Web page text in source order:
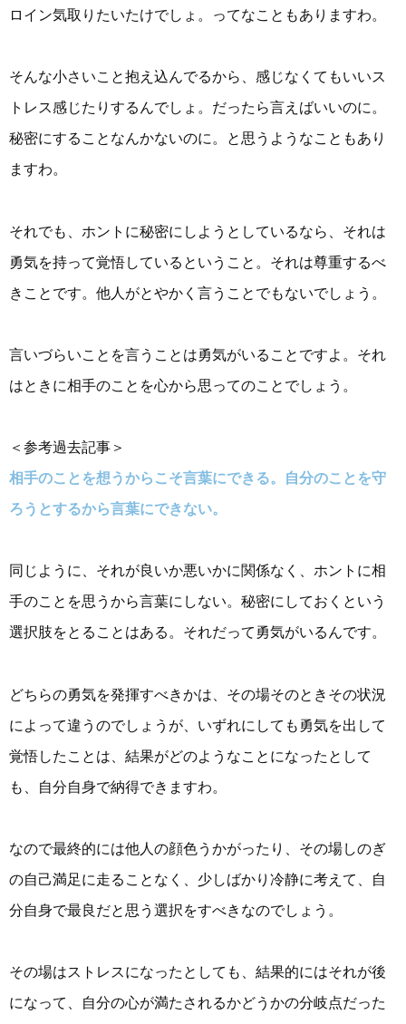
ロイン気取りたいたけでしょ。ってなこともありますわ。
そんな小さいこと抱え込んでるから、感じなくてもいいス
トレス感じたりするんでしょ。だったら言えばいいのに。
秘密にすることなんかないのに。と思うようなこともあり
ますわ。
それでも、ホントに秘密にしようとしているなら、それは
勇気を持って覚悟しているということ。それは尊重するべ
きことです。他人がとやかく言うことでもないでしょう。
言いづらいことを言うことは勇気がいることですよ。それ
はときに相手のことを心から思ってのことでしょう。
＜参考過去記事＞
相手のことを想うからこそ言葉にできる。自分のことを守
ろうとするから言葉にできない。
同じように、それが良いか悪いかに関係なく、ホントに相
手のことを思うから言葉にしない。秘密にしておくという
選択肢をとることはある。それだって勇気がいるんです。
どちらの勇気を発揮すべきかは、その場そのときその状況
によって違うのでしょうが、いずれにしても勇気を出して
覚悟したことは、結果がどのようなことになったとして
も、自分自身で納得できますわ。
なので最終的には他人の顔色うかがったり、その場しのぎ
の自己満足に走ることなく、少しばかり冷静に考えて、自
分自身で最良だと思う選択をすべきなのでしょう。
その場はストレスになったとしても、結果的にはそれが後
になって、自分の心が満たされるかどうかの分岐点だった